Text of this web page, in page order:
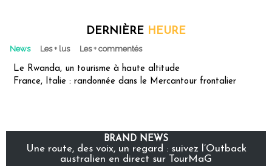
DERNIÈRE HEURE
News Les + lus Les + commentés
Le Rwanda, un tourisme à haute altitude
France, Italie : randonnée dans le Mercantour frontalier
BRAND NEWS
Une route, des voix, un regard : suivez l’Outback
australien en direct sur TourMaG